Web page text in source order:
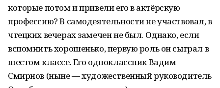
которые потом и привели его в актёрскую
профессию? В самодеятельности не участвовал, в
чтецких вечерах замечен не был. Однако, если
вспомнить хорошенько, первую роль он сыграл в
шестом классе. Его одноклассник Вадим
Смирнов (ныне — художественный руководитель